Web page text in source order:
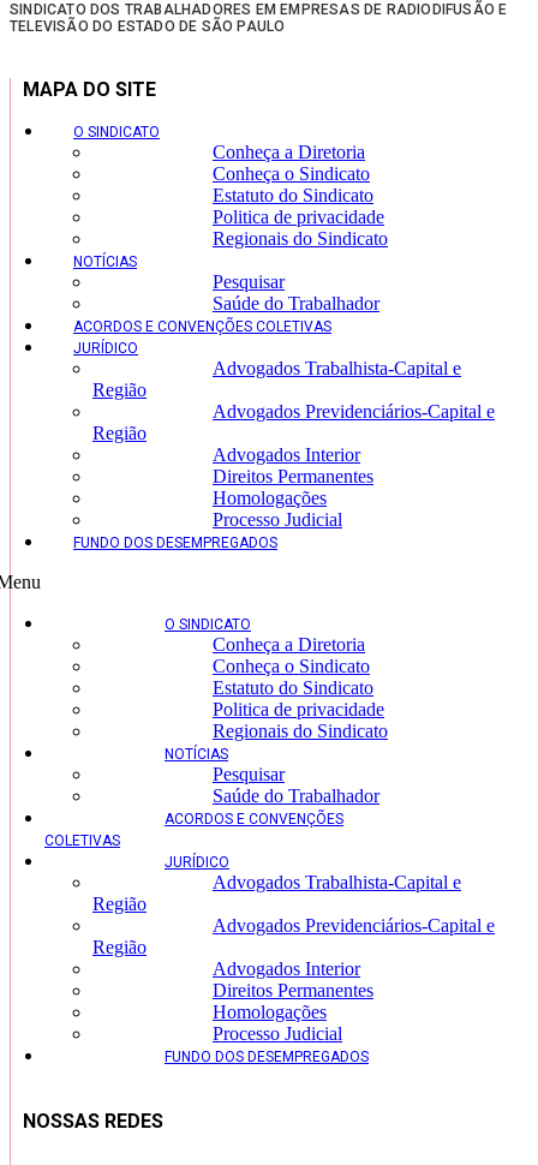
SINDICATO DOS TRABALHADORES EM EMPRESAS DE RADIODIFUSÃO E
TELEVISÃO DO ESTADO DE SÃO PAULO
MAPA DO SITE
O SINDICATO
Conheça a Diretoria
Conheça o Sindicato
Estatuto do Sindicato
Politica de privacidade
Regionais do Sindicato
NOTÍCIAS
Pesquisar
Saúde do Trabalhador
ACORDOS E CONVENÇÕES COLETIVAS
JURÍDICO
Advogados Trabalhista-Capital e
Região
Advogados Previdenciários-Capital e
Região
Advogados Interior
Direitos Permanentes
Homologações
Processo Judicial
FUNDO DOS DESEMPREGADOS
O SINDICATO
Conheça a Diretoria
Conheça o Sindicato
Estatuto do Sindicato
Politica de privacidade
Regionais do Sindicato
NOTÍCIAS
Pesquisar
Saúde do Trabalhador
ACORDOS E CONVENÇÕES
COLETIVAS
JURÍDICO
Advogados Trabalhista-Capital e
Região
Advogados Previdenciários-Capital e
Região
Advogados Interior
Direitos Permanentes
Homologações
Processo Judicial
FUNDO DOS DESEMPREGADOS
NOSSAS REDES